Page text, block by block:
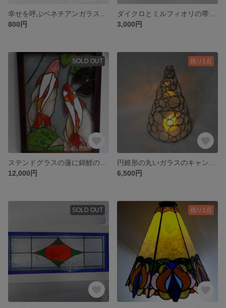
800円
3,000円
SOLD OUT
12,000円
残り1点
6,500円
SOLD OUT 残り1点